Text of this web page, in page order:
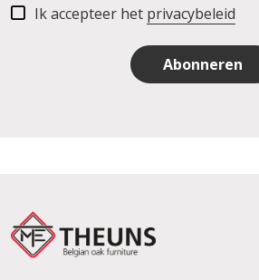
Ik accepteer het privacybeleid
Abonneren